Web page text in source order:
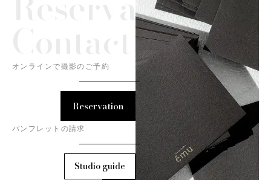
オンラインで撮影のご予約
Reservation
パンフレットの請求
Studio guide